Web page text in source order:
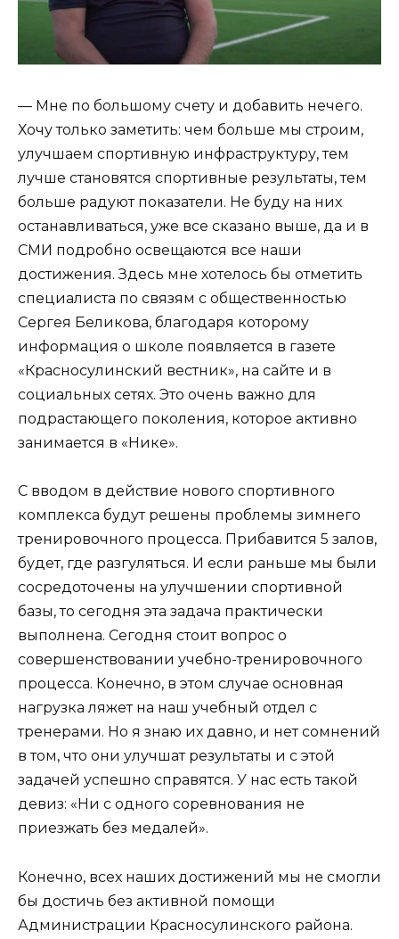
— Мне по большому счету и добавить нечего.
Хочу только заметить: чем больше мы строим,
улучшаем спортивную инфраструктуру, тем
лучше становятся спортивные результаты, тем
больше радуют показатели. Не буду на них
останавливаться, уже все сказано выше, да и в
СМИ подробно освещаются все наши
достижения. Здесь мне хотелось бы отметить
специалиста по связям с общественностью
Сергея Беликова, благодаря которому
информация о школе появляется в газете
«Красносулинский вестник», на сайте и в
социальных сетях. Это очень важно для
подрастающего поколения, которое активно
занимается в «Нике».
С вводом в действие нового спортивного
комплекса будут решены проблемы зимнего
тренировочного процесса. Прибавится 5 залов,
будет, где разгуляться. И если раньше мы были
сосредоточены на улучшении спортивной
базы, то сегодня эта задача практически
выполнена. Сегодня стоит вопрос о
совершенствовании учебно-тренировочного
процесса. Конечно, в этом случае основная
нагрузка ляжет на наш учебный отдел с
тренерами. Но я знаю их давно, и нет сомнений
в том, что они улучшат результаты и с этой
задачей успешно справятся. У нас есть такой
девиз: «Ни с одного соревнования не
приезжать без медалей».
Конечно, всех наших достижений мы не смогли
бы достичь без активной помощи
Администрации Красносулинского района.